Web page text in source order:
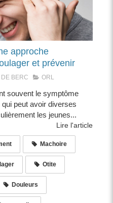
approche
et prévenir
BERC ORL
souvent le symptôme
qui peut avoir diverses
les jeunes...
Lire l'article
Machoire
Otite
Douleurs